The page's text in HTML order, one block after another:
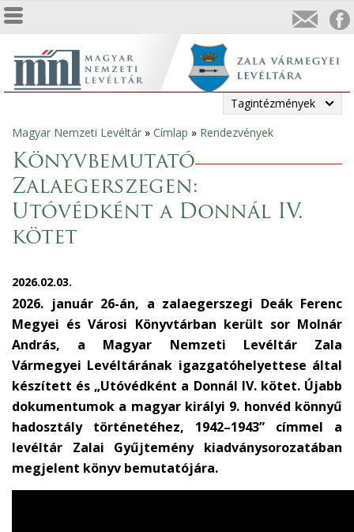
Tagintézmények
Jelenlegi
hely
Magyar Nemzeti Levéltár » Címlap » Rendezvények
Könyvbemutató
Zalaegerszegen:
Utóvédként a Donnál IV.
kötet
2026.02.03.
2026. január 26-án, a zalaegerszegi Deák Ferenc
Megyei és Városi Könyvtárban került sor Molnár
András, a Magyar Nemzeti Levéltár Zala
Vármegyei Levéltárának igazgatóhelyettese által
készített és „Utóvédként a Donnál IV. kötet. Újabb
dokumentumok a magyar királyi 9. honvéd könnyű
hadosztály történetéhez, 1942–1943” címmel a
levéltár Zalai Gyűjtemény kiadványsorozatában
megjelent könyv bemutatójára.